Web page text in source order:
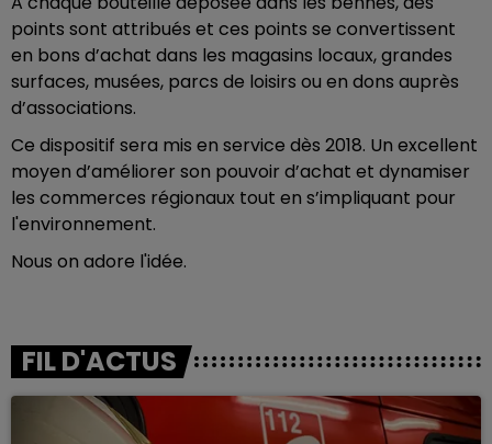
points sont attribués et ces points se convertissent
en bons d’achat dans les magasins locaux, grandes
surfaces, musées, parcs de loisirs ou en dons auprès
d’associations.
Ce dispositif sera mis en service dès 2018. Un excellent
moyen d’améliorer son pouvoir d’achat et dynamiser
les commerces régionaux tout en s’impliquant pour
l'environnement.
Nous on adore l'idée.
FIL D'ACTUS